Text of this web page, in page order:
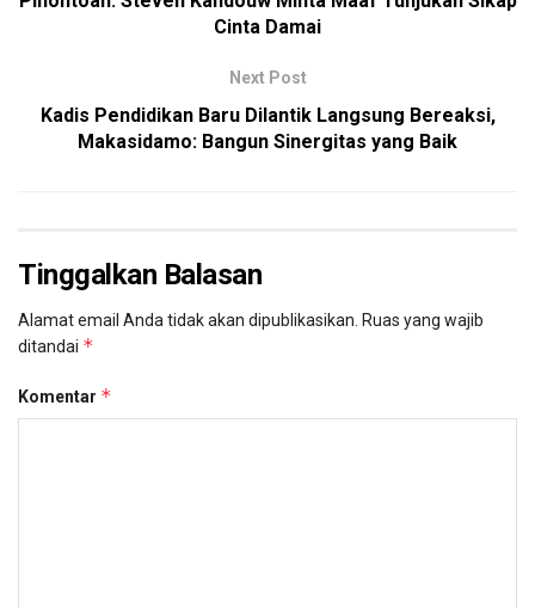
Cinta Damai
Next Post
Kadis Pendidikan Baru Dilantik Langsung Bereaksi,
Makasidamo: Bangun Sinergitas yang Baik
Tinggalkan Balasan
Alamat email Anda tidak akan dipublikasikan. Ruas yang wajib
ditandai *
Komentar *